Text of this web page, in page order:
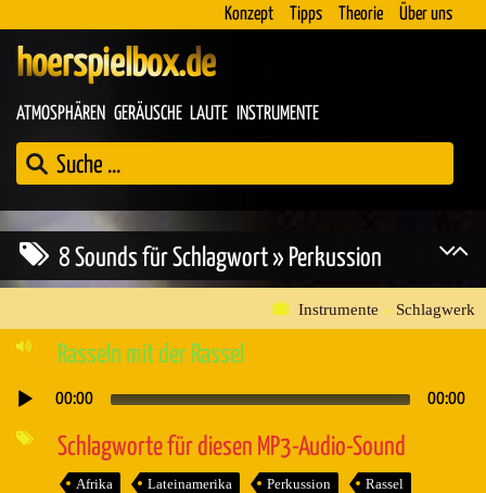
Konzept Tipps Theorie Über uns
hoerspielbox.de
ATMOSPHÄREN GERÄUSCHE LAUTE INSTRUMENTE
8 Sounds für Schlagwort » Perkussion
Instrumente » Schlagwerk
Rasseln mit der Rassel
Audio-
00:00 00:00
Schlagworte für diesen MP3-Audio-Sound
Afrika Lateinamerika Perkussion Rassel